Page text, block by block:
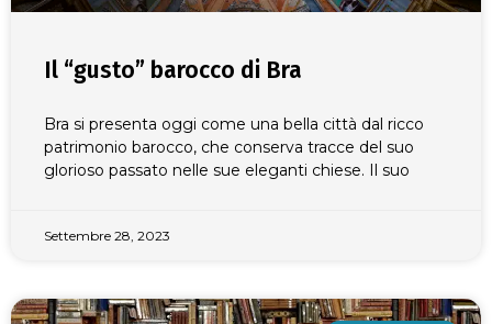
Il “gusto” barocco di Bra
Bra si presenta oggi come una bella città dal ricco
patrimonio barocco, che conserva tracce del suo
glorioso passato nelle sue eleganti chiese. Il suo
Settembre 28, 2023